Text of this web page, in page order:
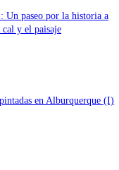
Un paseo por la historia a
y el paisaje
en Alburquerque (I)